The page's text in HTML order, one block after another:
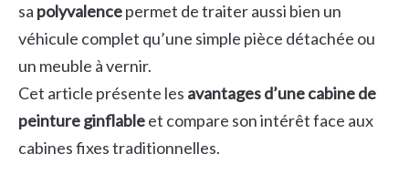
sa polyvalencepermet de traiter aussi bien un
véhicule complet qu’une simple pièce détachée ou
un meuble à vernir.
Cet article présente les avantages d’une cabine de
peinture ginflableet compare son intérêt face aux
cabines fixes traditionnelles.